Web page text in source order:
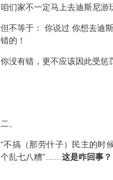
咱们家不一定马上去迪斯尼游
但不等于： 你说过 你想去迪斯
错的！
你没有错，更不应该因此受惩
二、
“不搞（那劳什子）民主的
个乱七八糟”……这是咋回事？